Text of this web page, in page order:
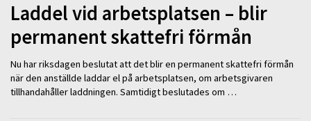
Laddel vid arbetsplatsen – blir
permanent skattefri förmån
Nu har riksdagen beslutat att det blir en permanent skattefri förmån
när den anställde laddar el på arbetsplatsen, om arbetsgivaren
tillhandahåller laddningen. Samtidigt beslutades om …